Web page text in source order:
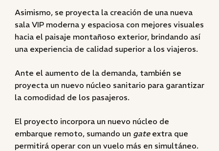
Asimismo, se proyecta la creación de una nueva
sala VIP moderna y espaciosa con mejores visuales
hacia el paisaje montañoso exterior, brindando así
una experiencia de calidad superior a los viajeros.
Ante el aumento de la demanda, también se
proyecta un nuevo núcleo sanitario para garantizar
la comodidad de los pasajeros.
El proyecto incorpora un nuevo núcleo de
embarque remoto, sumando un gate extra que
permitirá operar con un vuelo más en simultáneo.